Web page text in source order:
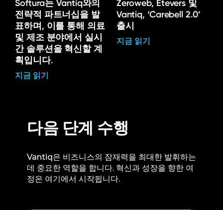
Softura는 Vantiq와의
전략적 파트너십을 발
표하며, 이를 통해 의료
및 제조 분야에서 실시
간 솔루션을 혁신할 계
획입니다.
지금 읽기
Zeroweb, Etevers 및
Vantiq, ‘Carebell 2.0’
출시
지금 읽기
다음 단계 수행
Vantiq은 비즈니스의 잠재력을 최대한 발휘하는
데 중요한 역할을 합니다. 혁신과 성장을 향한 여
정은 여기에서 시작됩니다.